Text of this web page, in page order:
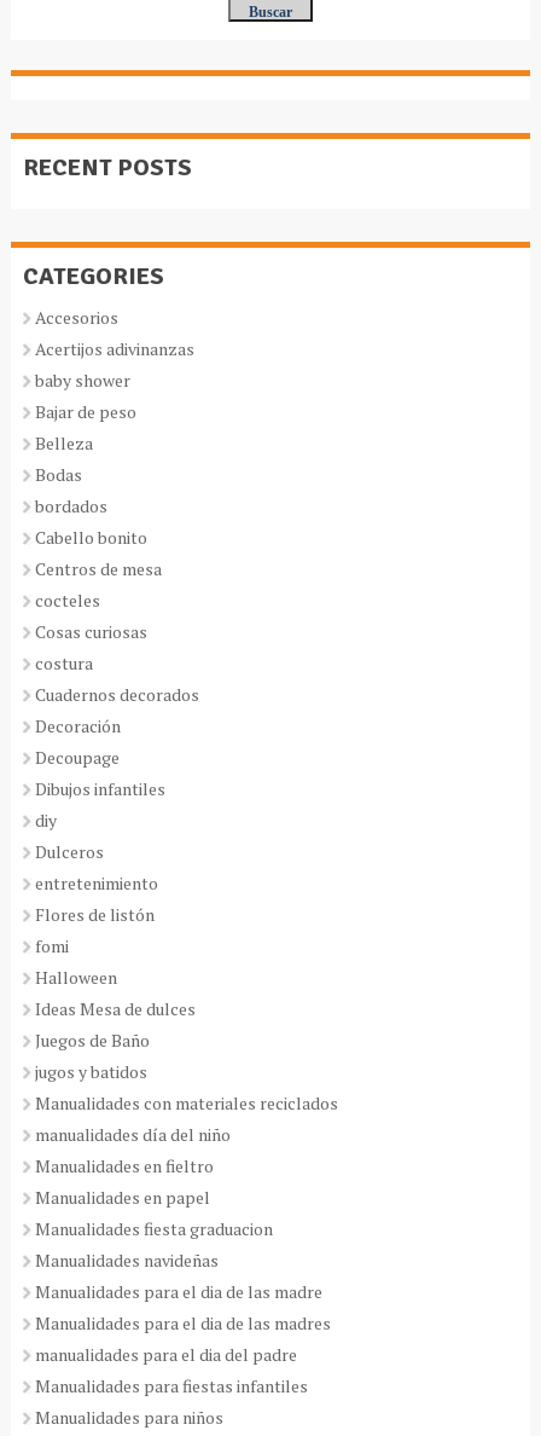
RECENT POSTS
CATEGORIES
Accesorios
Acertijos adivinanzas
baby shower
Bajar de peso
Belleza
Bodas
bordados
Cabello bonito
Centros de mesa
cocteles
Cosas curiosas
costura
Cuadernos decorados
Decoración
Decoupage
Dibujos infantiles
diy
Dulceros
entretenimiento
Flores de listón
fomi
Halloween
Ideas Mesa de dulces
Juegos de Baño
jugos y batidos
Manualidades con materiales reciclados
manualidades día del niño
Manualidades en fieltro
Manualidades en papel
Manualidades fiesta graduacion
Manualidades navideñas
Manualidades para el dia de las madre
Manualidades para el dia de las madres
manualidades para el dia del padre
Manualidades para fiestas infantiles
Manualidades para niños